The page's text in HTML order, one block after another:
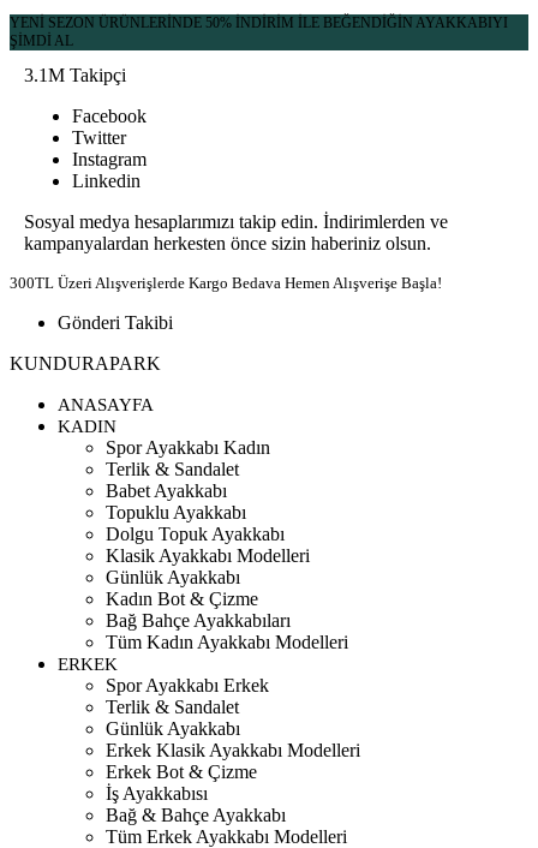
YENİ SEZON ÜRÜNLERİNDE 50% İNDİRİM İLE BEĞENDİĞİN AYAKKABIYI
ŞİMDİ AL
3.1M Takipçi
Facebook
Twitter
Instagram
Linkedin
Sosyal medya hesaplarımızı takip edin. İndirimlerden ve
kampanyalardan herkesten önce sizin haberiniz olsun.
300TL Üzeri Alışverişlerde Kargo Bedava Hemen Alışverişe Başla!
Gönderi Takibi
KUNDURAPARK
ANASAYFA
KADIN
Spor Ayakkabı Kadın
Terlik & Sandalet
Babet Ayakkabı
Topuklu Ayakkabı
Dolgu Topuk Ayakkabı
Klasik Ayakkabı Modelleri
Günlük Ayakkabı
Kadın Bot & Çizme
Bağ Bahçe Ayakkabıları
Tüm Kadın Ayakkabı Modelleri
ERKEK
Spor Ayakkabı Erkek
Terlik & Sandalet
Günlük Ayakkabı
Erkek Klasik Ayakkabı Modelleri
Erkek Bot & Çizme
İş Ayakkabısı
Bağ & Bahçe Ayakkabı
Tüm Erkek Ayakkabı Modelleri